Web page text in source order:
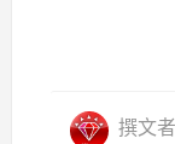
撰文者